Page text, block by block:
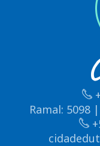
Ramal: 5098